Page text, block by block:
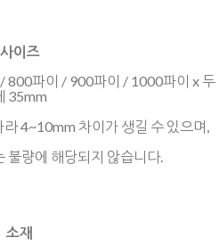
사이즈
800파이 / 900파이 / 1000파이 x 두
35mm
4~10mm 차이가 생길 수 있으며,
불량에 해당되지 않습니다.
소재